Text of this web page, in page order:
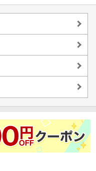
宙空間を描くベクター
速度の遅さを逆手にと
（1979-1984）
ゲームを生み出すスプ
で知能を感じさせる技